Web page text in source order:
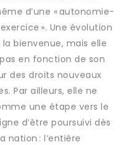
d’une « autonomie-
». Une évolution
bienvenue, mais elle
en fonction de son
des droits nouveaux
Par ailleurs, elle ne
une étape vers le
d’être poursuivi dès
nation : l’entière